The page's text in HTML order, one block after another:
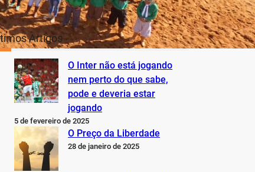
Artigos
O Inter não está jogando
nem perto do que sabe,
pode e deveria estar
jogando
5 de fevereiro de 2025
O Preço da Liberdade
28 de janeiro de 2025